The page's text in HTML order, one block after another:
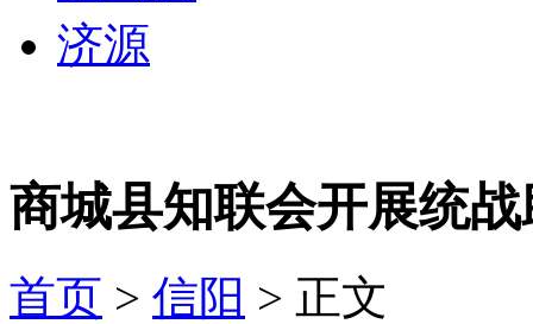
济源
商城县知联会开展统
首页 > 信阳 > 正文